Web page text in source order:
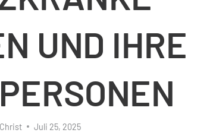
UND IHRE
Juli 25, 2025